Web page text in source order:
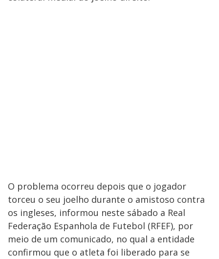
O problema ocorreu depois que o jogador
torceu o seu joelho durante o amistoso contra
os ingleses, informou neste sábado a Real
Federação Espanhola de Futebol (RFEF), por
meio de um comunicado, no qual a entidade
confirmou que o atleta foi liberado para se